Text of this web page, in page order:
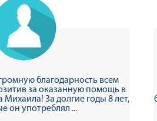
благодарность всем
за оказанную помощь в
За долгие годы 8 лет,
он употреблял ...